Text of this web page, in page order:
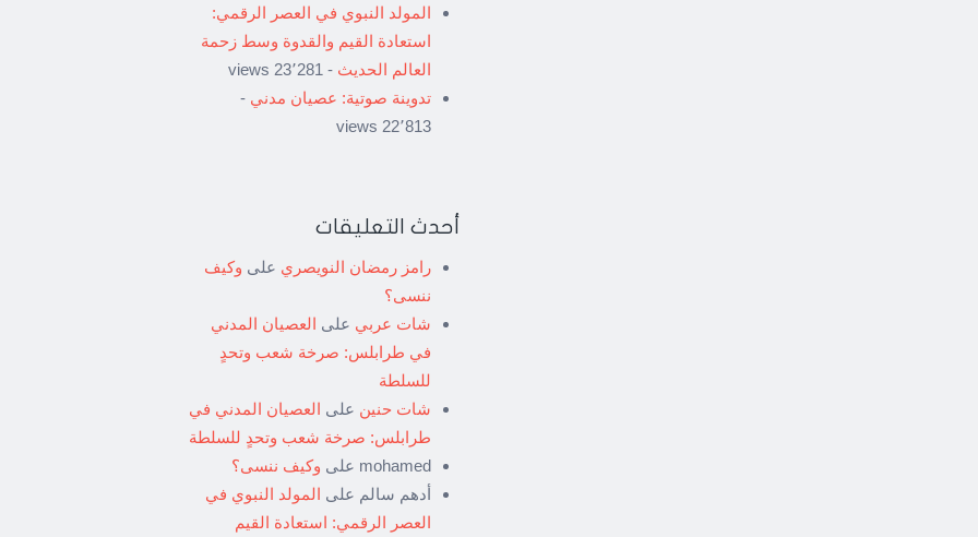
المولد النبوي في العصر الرقمي:
استعادة القيم والقدوة وسط زحمة
العالم الحديث - 23٬281 views
تدوينة صوتية: عصيان مدني -
22٬813 views
أحدث التعليقات
رامز رمضان النويصري على وكيف
ننسى؟
شات عربي على العصيان المدني
في طرابلس: صرخة شعب وتحدٍ
للسلطة
شات حنين على العصيان المدني في
طرابلس: صرخة شعب وتحدٍ للسلطة
mohamed على وكيف ننسى؟
أدهم سالم على المولد النبوي في
العصر الرقمي: استعادة القيم